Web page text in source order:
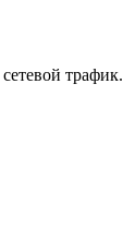
трафик.